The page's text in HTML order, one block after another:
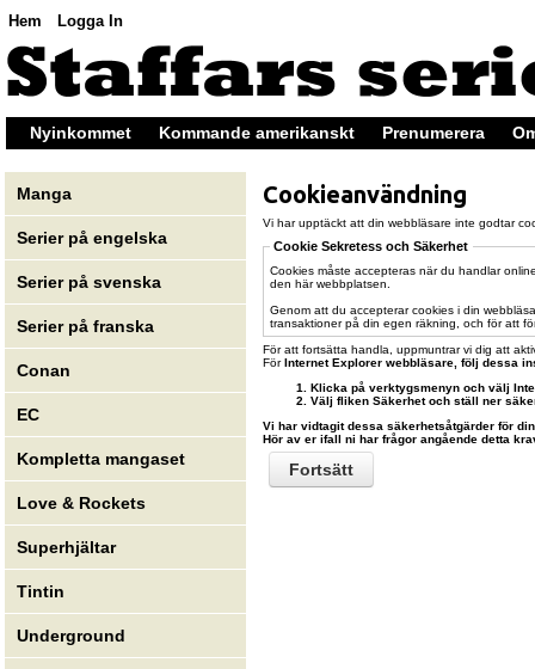
Hem Logga In
Nyinkommet Kommande amerikanskt Prenumerera
Manga
Serier på engelska
Serier på svenska
Serier på franska
Conan
EC
Kompletta mangaset
Love & Rockets
Superhjältar
Tintin
Underground
Cookieanvändning
Vi har upptäckt att din webbläsare inte godtar
Cookie Sekretess och Säkerhet
Cookies måste accepteras när du handlar
den här webbplatsen.
Genom att du accepterar cookies i din
transaktioner på din egen räkning, och för att
För att fortsätta handla, uppmuntrar vi dig att
FörInternet Explorer webbläsare, följ dessa
Klicka på verktygsmenyn och välj
Välj fliken Säkerhet och ställ ner
Vi har vidtagit dessa säkerhetsåtgärder för
Hör av er ifall ni har frågor angående detta
Fortsätt